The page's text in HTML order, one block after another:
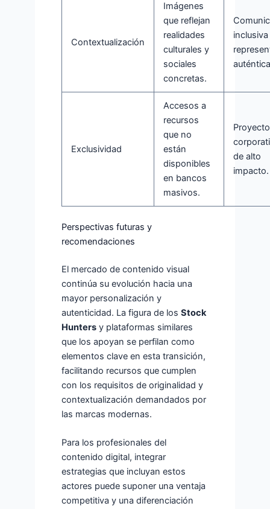
Contextualización
Imágenes
que reflejan
realidades
culturales y
sociales
concretas.
inclusiva
Exclusividad
Accesos a
recursos
que no
están
disponibles
en bancos
masivos.
de alto
impacto.
Perspectivas futuras y
recomendaciones
El mercado de contenido visual
continúa su evolución hacia una
mayor personalización y
autenticidad. La figura de losStock
Hunters y plataformas similares
que los apoyan se perfilan como
elementos clave en esta transición,
facilitando recursos que cumplen
con los requisitos de originalidad y
contextualización demandados por
las marcas modernas.
Para los profesionales del
contenido digital, integrar
estrategias que incluyan estos
actores puede suponer una ventaja
competitiva y una diferenciación